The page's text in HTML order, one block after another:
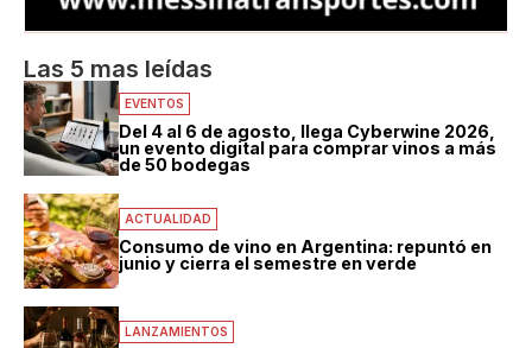
Las 5 mas leídas
EVENTOS
Del 4 al 6 de agosto, llega Cyberwine 2026,
un evento digital para comprar vinos a más
de 50 bodegas
ACTUALIDAD
Consumo de vino en Argentina: repuntó en
junio y cierra el semestre en verde
LANZAMIENTOS